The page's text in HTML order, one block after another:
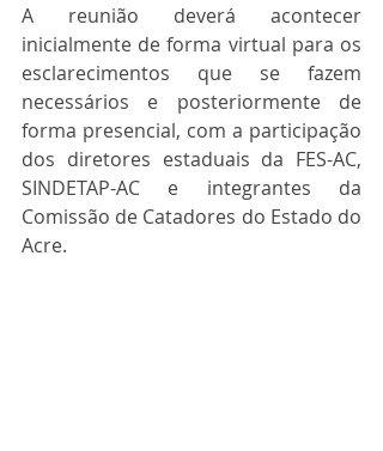
A reunião deverá acontecer
inicialmente de forma virtual para os
esclarecimentos que se fazem
necessários e posteriormente de
forma presencial, com a participação
dos diretores estaduais da FES-AC,
SINDETAP-AC e integrantes da
Comissão de Catadores do Estado do
Acre.